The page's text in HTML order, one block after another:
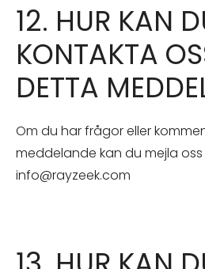
12. HUR KAN
KONTAKTA
DETTA
Om du har frågor eller
meddelande kan du mejla
info@rayzeek.com